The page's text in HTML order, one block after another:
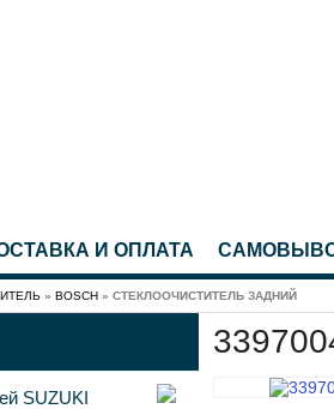
И ОПЛАТА
»BOSCH » СТЕКЛООЧИСТИТЕЛЬ ЗАДНИЙ
SUZUKI